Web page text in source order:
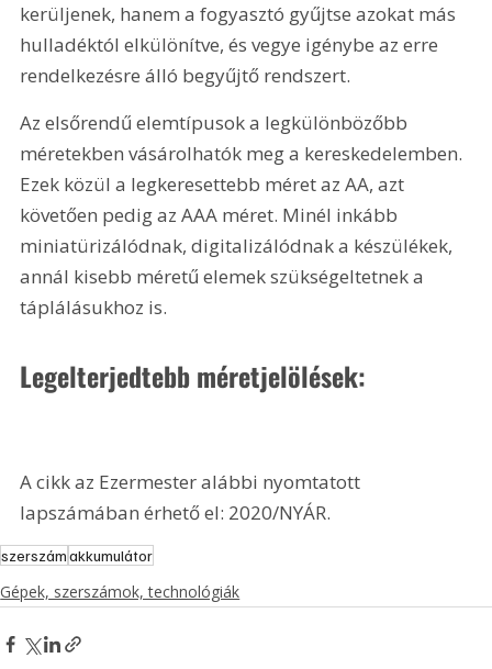
kerüljenek, hanem a fogyasztó gyűjtse azokat más
hulladéktól elkülönítve, és vegye igénybe az erre
rendelkezésre álló begyűjtő rendszert.
Az elsőrendű elemtípusok a legkülönbözőbb
méretekben vásárolhatók meg a kereskedelemben.
Ezek közül a legkeresettebb méret az AA, azt
követően pedig az AAA méret. Minél inkább
miniatürizálódnak, digitalizálódnak a készülékek,
annál kisebb méretű elemek szükségeltetnek a
táplálásukhoz is.
Legelterjedtebb méretjelölések:
A cikk az Ezermester alábbi nyomtatott
lapszámában érhető el: 2020/NYÁR.
szerszámakkumulátor
Gépek, szerszámok, technológiák